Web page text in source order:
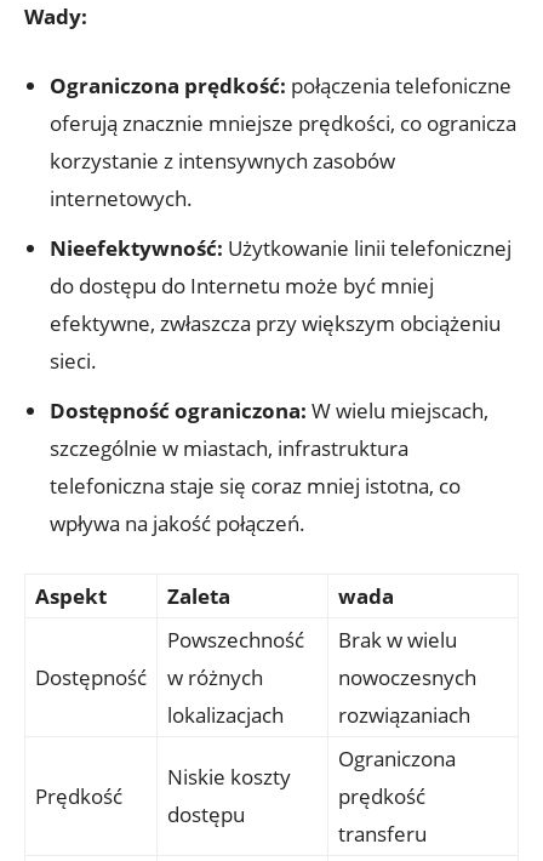
Wady:
Ograniczona prędkość: połączenia telefoniczne
oferują znacznie mniejsze prędkości, co ogranicza
korzystanie z intensywnych zasobów
internetowych.
Nieefektywność: Użytkowanie linii telefonicznej
do dostępu do Internetu może być mniej
efektywne, zwłaszcza przy większym obciążeniu
sieci.
Dostępność ograniczona: W wielu miejscach,
szczególnie w miastach, infrastruktura
telefoniczna staje się coraz mniej istotna, co
wpływa na jakość połączeń.
Aspekt Zaleta wada
Dostępność
Powszechność
w różnych
lokalizacjach
Brak w wielu
nowoczesnych
rozwiązaniach
Prędkość
Niskie koszty
dostępu
Ograniczona
prędkość
transferu